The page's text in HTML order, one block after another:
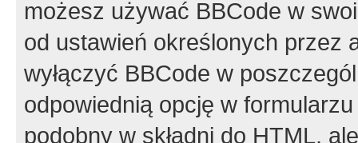
możesz używać BBCode w
od ustawień określonych przez
wyłączyć BBCode w
odpowiednią opcję w
podobny w składni do HTML,